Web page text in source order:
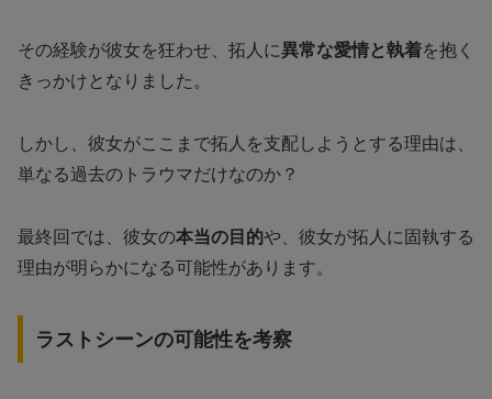
その経験が彼女を狂わせ、拓人に異常な愛情と執着を抱く
きっかけとなりました。
しかし、彼女がここまで拓人を支配しようとする理由は、
単なる過去のトラウマだけなのか？
最終回では、彼女の本当の目的や、彼女が拓人に固執する
理由が明らかになる可能性があります。
ラストシーンの可能性を考察